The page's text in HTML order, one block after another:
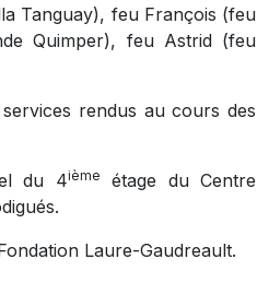
Tanguay), feu François (feu
Quimper), feu Astrid (feu
rendus au cours des
du 4ième
étage du Centre
Laure-Gaudreault.